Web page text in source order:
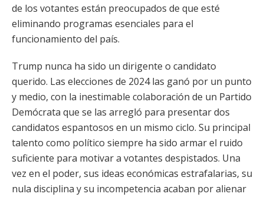
de los votantes están preocupados de que esté
eliminando programas esenciales para el
funcionamiento del país.
Trump nunca ha sido un dirigente o candidato
querido. Las elecciones de 2024 las ganó por un punto
y medio, con la inestimable colaboración de un Partido
Demócrata que se las arregló para presentar dos
candidatos espantosos en un mismo ciclo. Su principal
talento como político siempre ha sido armar el ruido
suficiente para motivar a votantes despistados. Una
vez en el poder, sus ideas económicas estrafalarias, su
nula disciplina y su incompetencia acaban por alienar